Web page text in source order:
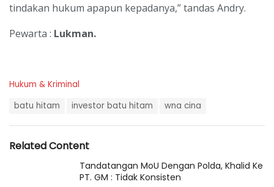
tindakan hukum apapun kepadanya,” tandas Andry.
Pewarta : Lukman.
C
r
Hukum & Kriminal
:
batu hitam investor batu hitam wna cina
Related Content
Tandatangan MoU Dengan Polda, Khalid Ke
PT. GM : Tidak Konsisten